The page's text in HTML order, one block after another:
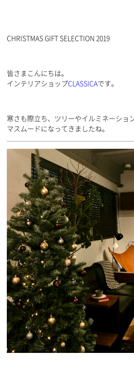
CHRISTMAS GIFT SELECTION 2019
皆さまこんにちは。
インテリアショップCLASSICAです。
寒さも際立ち、ツリーやイルミネーショ
マスムードになってきましたね。